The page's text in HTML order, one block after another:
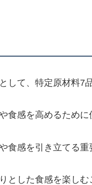
して、特定原材料7
食感を高めるために
食感を引き立てる重
とした食感を楽しむ